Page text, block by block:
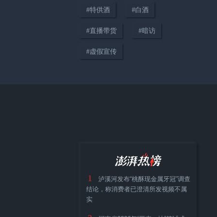
商家自曝嫁接睫毛胶水真相：牢
电商热销嫁接睫毛胶水含高危成
分，厂家教唆：无需向消费者解
释
#特供酒 #白酒
#直播带货 #暗访
#虚假宣传
1
泸溪河发布“桃酥现金属牙冠”调查
结论，称消费者已澄清所发视频不属
实